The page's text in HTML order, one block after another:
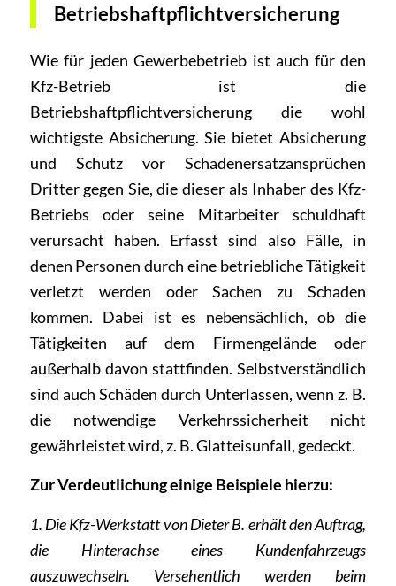
Betriebshaftpflichtversicherung
Wie für jeden Gewerbebetrieb ist auch für den
Kfz-Betrieb ist die
Betriebshaftpflichtversicherung die wohl
wichtigste Absicherung. Sie bietet Absicherung
und Schutz vor Schadenersatzansprüchen
Dritter gegen Sie, die dieser als Inhaber des Kfz-
Betriebs oder seine Mitarbeiter schuldhaft
verursacht haben. Erfasst sind also Fälle, in
denen Personen durch eine betriebliche Tätigkeit
verletzt werden oder Sachen zu Schaden
kommen. Dabei ist es nebensächlich, ob die
Tätigkeiten auf dem Firmengelände oder
außerhalb davon stattfinden. Selbstverständlich
sind auch Schäden durch Unterlassen, wenn z. B.
die notwendige Verkehrssicherheit nicht
gewährleistet wird, z. B. Glatteisunfall, gedeckt.
Zur Verdeutlichung einige Beispiele hierzu:
1. Die Kfz-Werkstatt von Dieter B. erhält den Auftrag,
die Hinterachse eines Kundenfahrzeugs
auszuwechseln. Versehentlich werden beim